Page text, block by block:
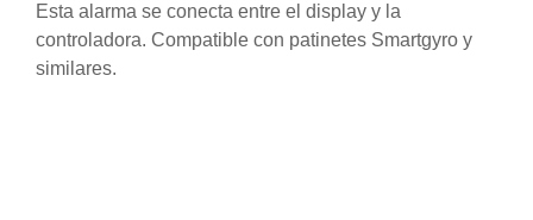
Esta alarma se conecta entre el display y la
controladora. Compatible con patinetes Smartgyro y
similares.